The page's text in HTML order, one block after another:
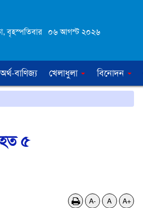
বৃহস্পতিবার ০৬ আগস্ট ২০২৬
অর্থ-বাণিজ্য খেলাধুলা বিনোদন
৫
A- A A+